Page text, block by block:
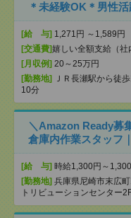
＊未経験OK＊男性
[給 与] 1,271円 ～1,589
[交通費]嬉しい全額支給（社
[月収例] 20～25万円
[勤務地]
ＪＲ長瀬駅から徒
10分
＼Amazon Ready
倉庫内作業スタッフ
[給 与] 時給1,300円～
[勤務地] 兵庫県尼崎市末広
トリビューションセンター